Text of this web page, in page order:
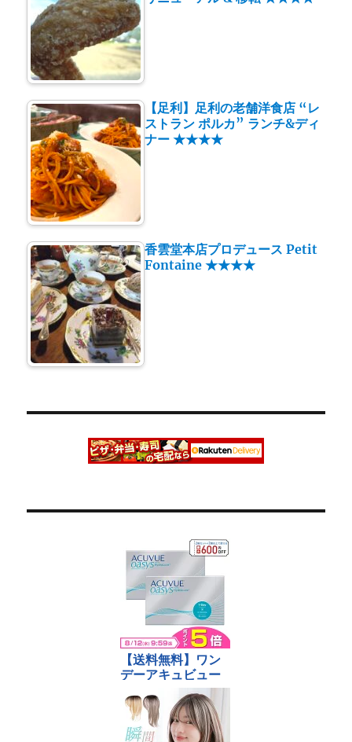
【足利】足利の老舗洋食店 “レ
ストラン ポルカ” ランチ&ディ
ナー ★★★★
香雲堂本店プロデュース Petit
Fontaine ★★★★